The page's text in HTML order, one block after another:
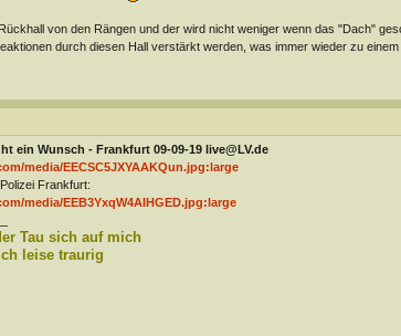
von den Rängen und der wird nicht weniger wenn das "Dach"
durch diesen Hall verstärkt werden, was immer wieder zu
ein Wunsch - Frankfurt 09-09-19 live@LV.de
media/EECSC5JXYAAKQun.jpg:large
Frankfurt:
media/EEB3YxqW4AIHGED.jpg:large
Tau sich auf mich
leise traurig